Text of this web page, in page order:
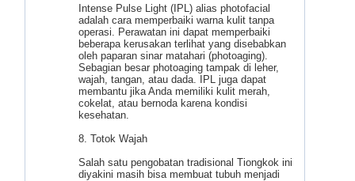
Intense Pulse Light (IPL) alias photofacial
adalah cara memperbaiki warna kulit tanpa
operasi. Perawatan ini dapat memperbaiki
beberapa kerusakan terlihat yang disebabkan
oleh paparan sinar matahari (photoaging).
Sebagian besar photoaging tampak di leher,
wajah, tangan, atau dada. IPL juga dapat
membantu jika Anda memiliki kulit merah,
cokelat, atau bernoda karena kondisi
kesehatan.
8. Totok Wajah
Salah satu pengobatan tradisional Tiongkok ini
diyakini masih bisa membuat tubuh menjadi